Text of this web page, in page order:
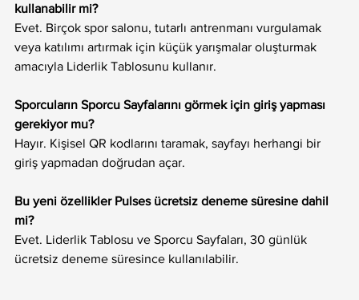
kullanabilir mi?
Evet. Birçok spor salonu, tutarlı antrenmanı vurgulamak
veya katılımı artırmak için küçük yarışmalar oluşturmak
amacıyla Liderlik Tablosunu kullanır.
Sporcuların Sporcu Sayfalarını görmek için giriş yapması
gerekiyor mu?
Hayır. Kişisel QR kodlarını taramak, sayfayı herhangi bir
giriş yapmadan doğrudan açar.
Bu yeni özellikler Pulses ücretsiz deneme süresine dahil
mi?
Evet. Liderlik Tablosu ve Sporcu Sayfaları, 30 günlük
ücretsiz deneme süresince kullanılabilir.